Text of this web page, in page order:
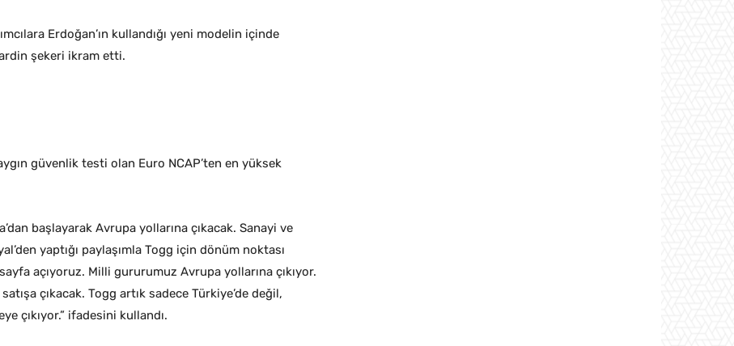
Erdoğan’ın kullandığı yeni modelin içinde
şekeri ikram etti.
güvenlik testi olan Euro NCAP’ten en yüksek
başlayarak Avrupa yollarına çıkacak. Sanayi ve
yaptığı paylaşımla Togg için dönüm noktası
açıyoruz. Milli gururumuz Avrupa yollarına çıkıyor.
çıkacak. Togg artık sadece Türkiye’de değil,
çıkıyor.” ifadesini kullandı.